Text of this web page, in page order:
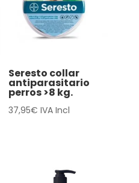
Seresto collar
antiparasitario
perros >8 kg.
37,95€ IVA Incl